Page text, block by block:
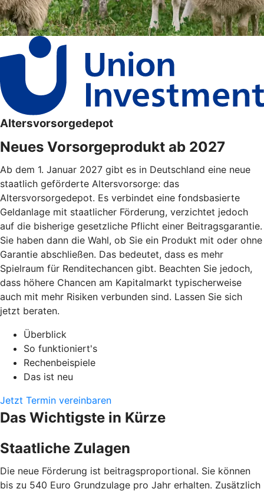
Altersvorsorgedepot
Neues Vorsorgeprodukt ab 2027
Ab dem 1. Januar 2027 gibt es in Deutschland eine neue
staatlich geförderte Altersvorsorge: das
Altersvorsorgedepot. Es verbindet eine fondsbasierte
Geldanlage mit staatlicher Förderung, verzichtet jedoch
auf die bisherige gesetzliche Pflicht einer Beitragsgarantie.
Sie haben dann die Wahl, ob Sie ein Produkt mit oder ohne
Garantie abschließen. Das bedeutet, dass es mehr
Spielraum für Renditechancen gibt. Beachten Sie jedoch,
dass höhere Chancen am Kapitalmarkt typischerweise
auch mit mehr Risiken verbunden sind. Lassen Sie sich
jetzt beraten.
Überblick
So funktioniert's
Rechenbeispiele
Das ist neu
Jetzt Termin vereinbaren
Das Wichtigste in Kürze
Staatliche Zulagen
Die neue Förderung ist beitragsproportional. Sie können
bis zu 540 Euro Grundzulage pro Jahr erhalten. Zusätzlich